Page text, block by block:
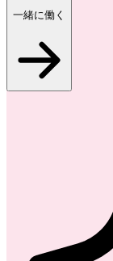
一緒に働く